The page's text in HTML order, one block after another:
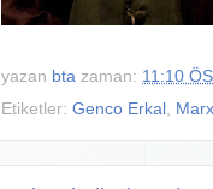
yazan bta zaman: 11:10 ÖS
Etiketler: Genco Erkal ,